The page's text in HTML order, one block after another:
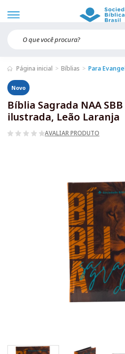
Página inicial Bíblias Para
Novo
Bíblia Sagrada NAA
ilustrada, Leão Laranja
AVALIAR PRODUTO